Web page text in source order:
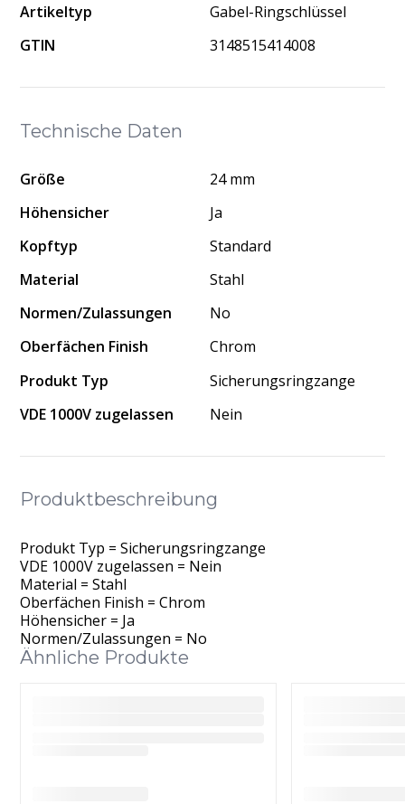
Technische Daten
Größe
24 mm
Höhensicher
Ja
Kopftyp
Standard
Material
Stahl
Normen/Zulassungen
No
Oberfächen Finish
Chrom
Produkt Typ
Sicherungsringzange
VDE 1000V zugelassen
Nein
Produktbeschreibung
Produkt Typ = Sicherungsringzange
VDE 1000V zugelassen = Nein
Material = Stahl
Oberfächen Finish = Chrom
Höhensicher = Ja
Normen/Zulassungen = No
Artikeltyp
Gabel-Ringschlüssel
GTIN
3148515414008
Ähnliche Produkte